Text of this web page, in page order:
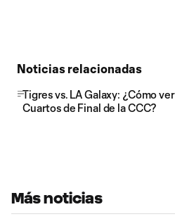
Noticias relacionadas
Tigres vs. LA Galaxy: ¿Cómo
Cuartos de Final de la CCC?
Más noticias